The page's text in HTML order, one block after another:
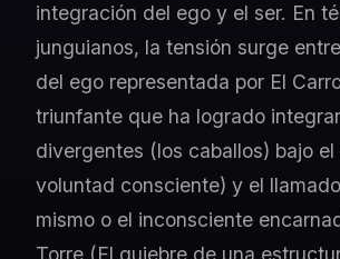
integración del ego y el ser. En
junguianos, la tensión surge
del ego representada por El
triunfante que ha logrado
divergentes (los caballos) bajo
voluntad consciente) y el
mismo o el inconsciente